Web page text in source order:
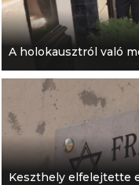
A holokausztról való
Keszthely elfelejtette